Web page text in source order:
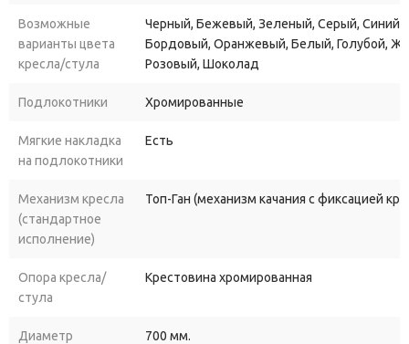
Возможные
варианты цвета
кресла/стула
Черный, Бежевый, Зеленый, Серый, Синий,
Бордовый, Оранжевый, Белый, Голубой,
Розовый, Шоколад
Подлокотники Хромированные
Мягкие накладка
на подлокотники
Есть
Механизм кресла
(стандартное
исполнение)
Топ-Ган (механизм качания с фиксацией
Опора кресла/
стула
Крестовина хромированная
Диаметр
700 мм.